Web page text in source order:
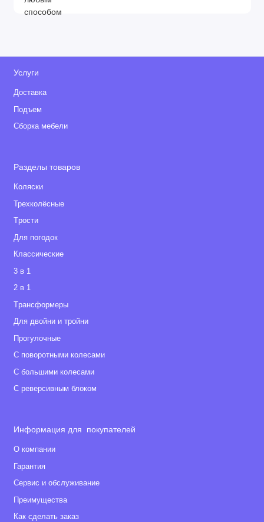
Услуги
Доставка
Подъем
Сборка мебели
Разделы товаров
Коляски
Трехколёсные
Tрости
Для погодок
Классические
3 в 1
2 в 1
Tрансформеры
Для двойни и тройни
Прогулочные
С поворотными колесами
С большими колесами
С реверсивным блоком
Информация для покупателей
О компании
Гарантия
Сервис и обслуживание
Преимущества
Как сделать заказ